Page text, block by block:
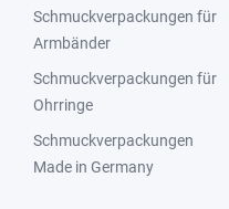
Schmuckverpackungen für
Armbänder
Schmuckverpackungen für
Ohrringe
Schmuckverpackungen
Made in Germany